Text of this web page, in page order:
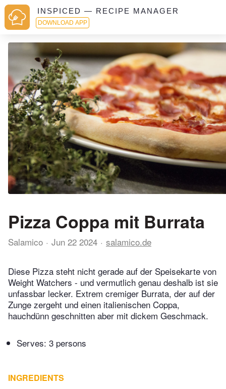
INSPICED — RECIPE MANAGER
DOWNLOAD APP
Pizza Coppa mit Burrata
Salamico Jun 22 2024 salamico.de
Diese Pizza steht nicht gerade auf der Speisekarte von
Weight Watchers - und vermutlich genau deshalb ist sie
unfassbar lecker. Extrem cremiger Burrata, der auf der
Zunge zergeht und einen italienischen Coppa,
hauchdünn geschnitten aber mit dickem Geschmack.
Serves: 3 persons
INGREDIENTS